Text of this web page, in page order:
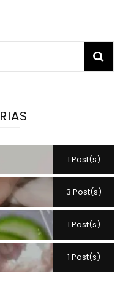
1 Post(s)
3 Post(s)
1 Post(s)
1 Post(s)